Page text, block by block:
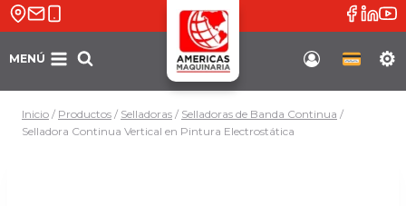
Saltar
MENÚ
Inicio / Productos / Selladoras / Selladoras de Banda Continua /
Selladora Continua Vertical en Pintura Electrostática